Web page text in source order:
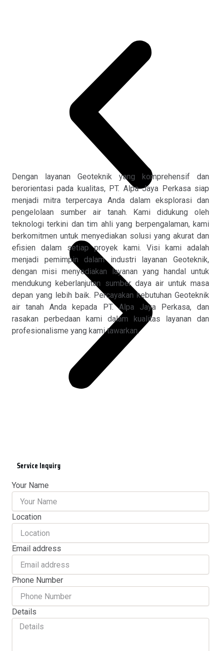
Dengan layanan Geoteknik yang komprehensif dan
berorientasi pada kualitas, PT. Alpa Jaya Perkasa siap
menjadi mitra terpercaya Anda dalam eksplorasi dan
pengelolaan sumber air tanah. Kami didukung oleh
teknologi terkini dan tim ahli yang berpengalaman, kami
berkomitmen untuk menyediakan solusi yang akurat dan
efisien dalam setiap proyek kami. Visi kami adalah
menjadi pemimpin dalam industri layanan Geoteknik,
dengan misi menyediakan layanan yang handal untuk
mendukung keberlanjutan sumber daya air untuk masa
depan yang lebih baik. Percayakan kebutuhan Geoteknik
air tanah Anda kepada PT. Alpa Jaya Perkasa, dan
rasakan perbedaan kami dalam kualitas layanan dan
profesionalisme yang kami tawarkan.
Service Inquiry
Your Name
Location
Email address
Phone Number
Details